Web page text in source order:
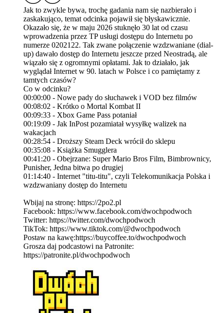
Jak to zwykle bywa, trochę gadania nam się nazbierało i
zaskakująco, temat odcinka pojawił się błyskawicznie.
Okazało się, że w maju 2026 stuknęło 30 lat od czasu
wprowadzenia przez TP usługi dostępu do Internetu po
numerze 0202122. Tak zwane połączenie wzdzwaniane (dial-
up) dawało dostęp do Internetu jeszcze przed Neostradą, ale
wiązało się z ogromnymi opłatami. Jak to działało, jak
wyglądał Internet w 90. latach w Polsce i co pamiętamy z
tamtych czasów?
Co w odcinku?
00:00:00 - Nowe pady do słuchawek i VOD bez filmów
00:08:02 - Krótko o Mortal Kombat II
00:09:33 - Xbox Game Pass potaniał
00:19:09 - Jak InPost pozamiatał wysyłkę walizek na
wakacjach
00:28:54 - Droższy Steam Deck wrócił do sklepu
00:35:08 - Książka Smugglera
00:41:20 - Obejrzane: Super Mario Bros Film, Bimbrownicy,
Punisher, Jedna bitwa po drugiej
01:14:40 - Internet "titu-titu", czyli Telekomunikacja Polska i
wzdzwaniany dostęp do Internetu
Wbijaj na stronę: https://2po2.pl
Facebook: https://www.facebook.com/dwochpodwoch
Twitter: https://twitter.com/dwochpodwoch
TikTok: https://www.tiktok.com/@dwochpodwoch
Postaw na kawę:https://buycoffee.to/dwochpodwoch
Grosza daj podcastowi na Patronite:
https://patronite.pl/dwochpodwoch